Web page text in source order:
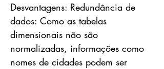
Desvantagens: Redundância de
dados: Como as tabelas
dimensionais não são
normalizadas, informações como
nomes de cidades podem ser